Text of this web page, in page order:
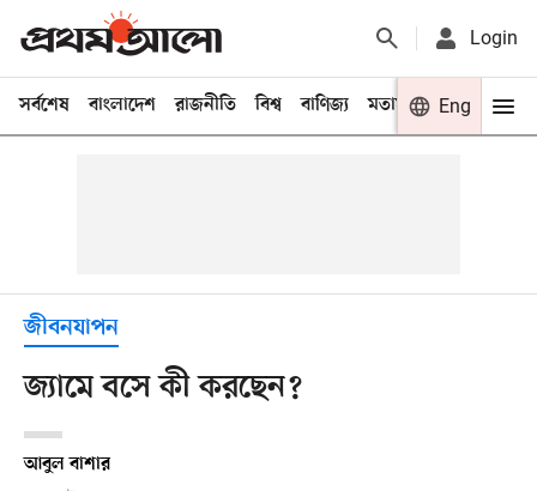
Login
সর্বশেষ বাংলাদেশ রাজনীতি বিশ্ব বাণিজ্য মতামত খেলা
Eng
জীবনযাপন
জ্যামে বসে কী করছেন?
আবুল বাশার